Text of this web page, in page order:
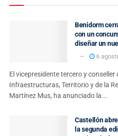
Benidorm
con un
diseñar un
6
El vicepresidente tercero y conseller
Infraestructuras, Territorio y de la
Martínez Mus, ha anunciado la...
Castellón
la segunda